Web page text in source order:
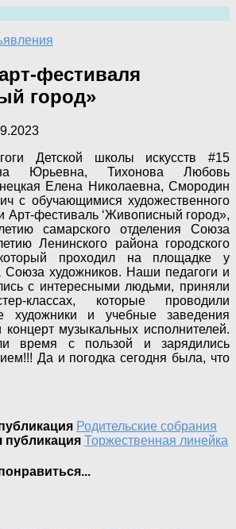
фестиваля
город»
Детской школы искусств #15
Юрьевна, Тихонова Любовь
Елена Николаевна, Смородин
с обучающимися художественного
Арт-фестиваль ‘Живописный город»,
самарского отделения Союза
Ленинского района городского
проходил на площадке у
Союза художников. Наши педагоги и
с интересными людьми, приняли
классах, которые проводили
художники и учебные заведения
музыкальных исполнителей.
время с пользой и зарядились
Да и погодка сегодня была, что
Родительские собрания
Торжественная линейка